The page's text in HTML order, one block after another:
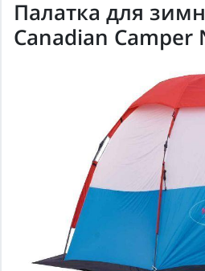
Палатка для
Canadian Camper